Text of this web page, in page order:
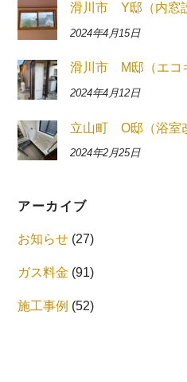
滑川市 Y邸（内窓
2024年4月15日
滑川市 M邸（エコ
2024年4月12日
立山町 O邸（浴室
2024年2月25日
アーカイブ
お知らせ (27)
ガス料金 (91)
施工事例 (52)